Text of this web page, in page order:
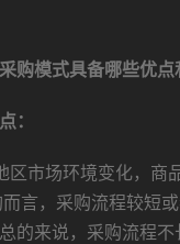
购模式具备哪些优点
：
市场环境变化，商
言，采购流程较短
的来说，采购流程